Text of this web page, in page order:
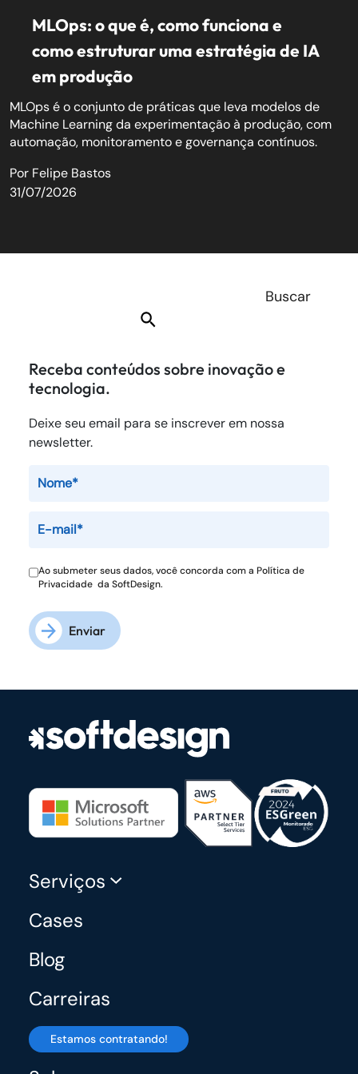
MLOps: o que é, como funciona e
como estruturar uma estratégia de IA
em produção
MLOps é o conjunto de práticas que leva modelos de
Machine Learning da experimentação à produção, com
automação, monitoramento e governança contínuos.
Por Felipe Bastos
31/07/2026
Receba conteúdos sobre inovação e
tecnologia.
Deixe seu email para se inscrever em nossa
newsletter.
Ao submeter seus dados, você concorda com a Política de
Privacidade da SoftDesign.
Enviar
Serviços
Cases
Blog
Carreiras
Estamos contratando!